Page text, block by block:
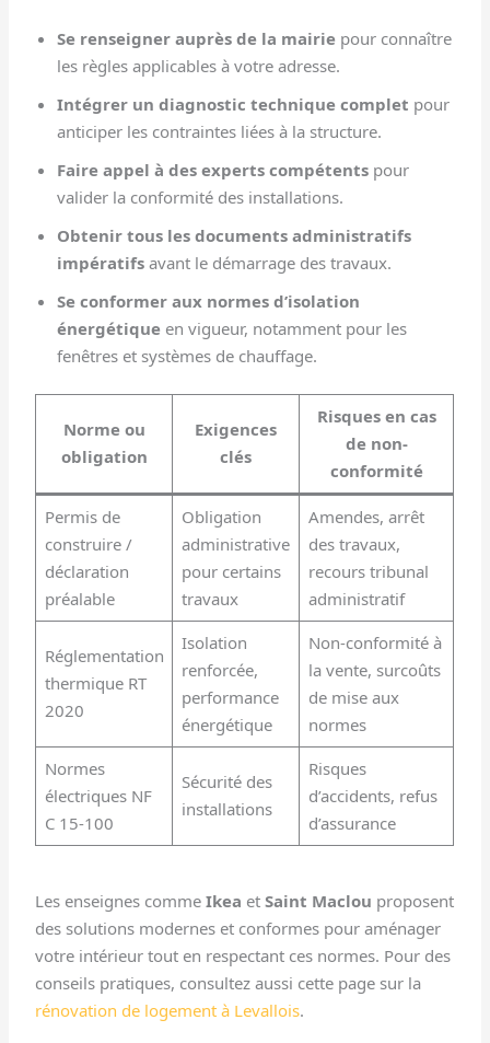
Se renseigner auprès de la mairie pour connaître
les règles applicables à votre adresse.
Intégrer un diagnostic technique complet pour
anticiper les contraintes liées à la structure.
Faire appel à des experts compétents pour
valider la conformité des installations.
Obtenir tous les documents administratifs
impératifs avant le démarrage des travaux.
Se conformer aux normes d’isolation
énergétique en vigueur, notamment pour les
fenêtres et systèmes de chauffage.
Norme ou
obligation
Exigences
clés
Risques en cas
de non-
conformité
Permis de
construire /
déclaration
préalable
Obligation
administrative
pour certains
travaux
Amendes, arrêt
des travaux,
recours tribunal
administratif
Réglementation
thermique RT
2020
Isolation
renforcée,
performance
énergétique
Non-conformité à
la vente, surcoûts
de mise aux
normes
Normes
électriques NF
C 15-100
Sécurité des
installations
Risques
d’accidents, refus
d’assurance
Les enseignes commeIkea etSaint Maclou proposent
des solutions modernes et conformes pour aménager
votre intérieur tout en respectant ces normes. Pour des
conseils pratiques, consultez aussi cette page sur la
rénovation de logement à Levallois.